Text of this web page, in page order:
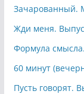
Зачарованный.
Жди меня.
Формула
60 минут
Пусть говорят.